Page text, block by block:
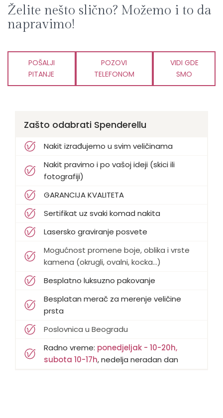
Želite nešto slično? Možemo i to da
napravimo!
POŠALJI
PITANJE
POZOVI
TELEFONOM
VIDI GDE
SMO
Zašto odabrati Spenderellu
Nakit izrađujemo u svim veličinama
Nakit pravimo i po vašoj ideji (skici ili
fotografiji)
GARANCIJA KVALITETA
Sertifikat uz svaki komad nakita
Lasersko graviranje posvete
Mogućnost promene boje, oblika i vrste
kamena (okrugli, ovalni, kocka...)
Besplatno luksuzno pakovanje
Besplatan merač za merenje veličine
prsta
Poslovnica u Beogradu
Radno vreme: ponedjeljak - 10-20h,
subota 10-17h, nedelja neradan dan